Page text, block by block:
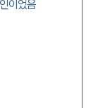
이었음